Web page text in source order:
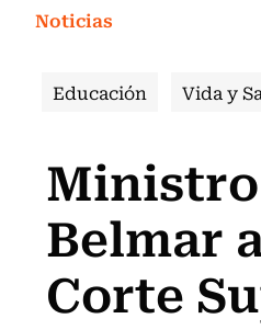
Noticias
Educación Vida y
Belmar
Corte